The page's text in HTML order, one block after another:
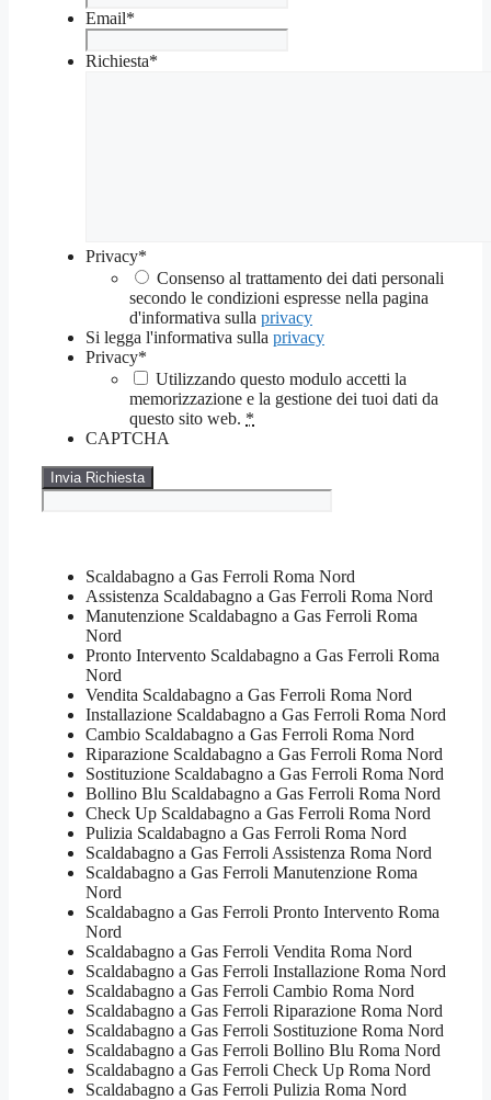
Email*
Richiesta*
Privacy*
Consenso al trattamento dei dati personali
secondo le condizioni espresse nella pagina
d'informativa sulla privacy
Si legga l'informativa sulla privacy
Privacy*
Utilizzando questo modulo accetti la
memorizzazione e la gestione dei tuoi dati da
questo sito web. *
CAPTCHA
Scaldabagno a Gas Ferroli Roma Nord
Assistenza Scaldabagno a Gas Ferroli Roma Nord
Manutenzione Scaldabagno a Gas Ferroli Roma
Nord
Pronto Intervento Scaldabagno a Gas Ferroli Roma
Nord
Vendita Scaldabagno a Gas Ferroli Roma Nord
Installazione Scaldabagno a Gas Ferroli Roma Nord
Cambio Scaldabagno a Gas Ferroli Roma Nord
Riparazione Scaldabagno a Gas Ferroli Roma Nord
Sostituzione Scaldabagno a Gas Ferroli Roma Nord
Bollino Blu Scaldabagno a Gas Ferroli Roma Nord
Check Up Scaldabagno a Gas Ferroli Roma Nord
Pulizia Scaldabagno a Gas Ferroli Roma Nord
Scaldabagno a Gas Ferroli Assistenza Roma Nord
Scaldabagno a Gas Ferroli Manutenzione Roma
Nord
Scaldabagno a Gas Ferroli Pronto Intervento Roma
Nord
Scaldabagno a Gas Ferroli Vendita Roma Nord
Scaldabagno a Gas Ferroli Installazione Roma Nord
Scaldabagno a Gas Ferroli Cambio Roma Nord
Scaldabagno a Gas Ferroli Riparazione Roma Nord
Scaldabagno a Gas Ferroli Sostituzione Roma Nord
Scaldabagno a Gas Ferroli Bollino Blu Roma Nord
Scaldabagno a Gas Ferroli Check Up Roma Nord
Scaldabagno a Gas Ferroli Pulizia Roma Nord